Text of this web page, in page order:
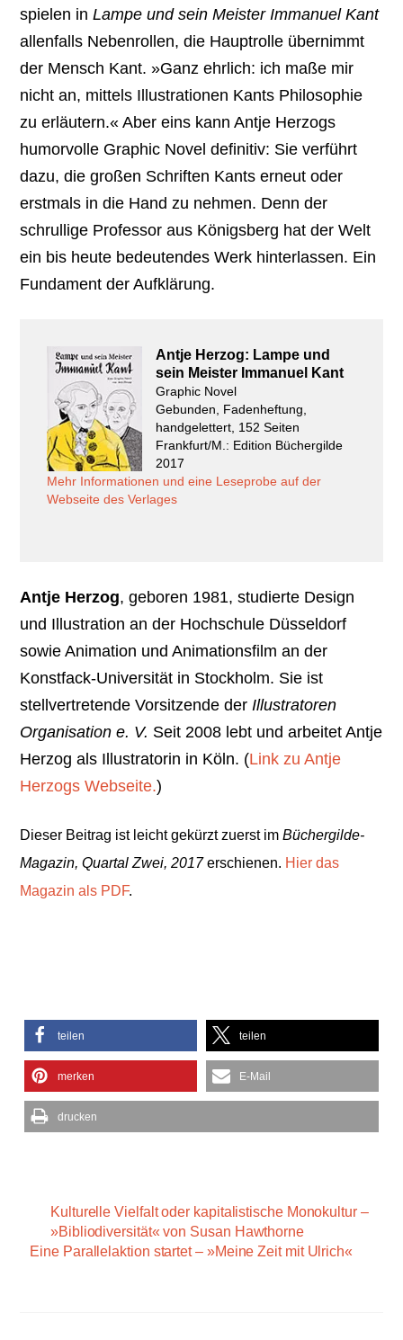
spielen inLampe und sein Meister Immanuel Kant
allenfalls Nebenrollen, die Hauptrolle übernimmt
der Mensch Kant. »Ganz ehrlich: ich maße mir
nicht an, mittels Illustrationen Kants Philosophie
zu erläutern.« Aber eins kann Antje Herzogs
humorvolle Graphic Novel definitiv: Sie verführt
dazu, die großen Schriften Kants erneut oder
erstmals in die Hand zu nehmen. Denn der
schrullige Professor aus Königsberg hat der Welt
ein bis heute bedeutendes Werk hinterlassen. Ein
Fundament der Aufklärung.
Antje Herzog: Lampe und
sein Meister Immanuel Kant
Graphic Novel
Gebunden, Fadenheftung,
handgelettert, 152 Seiten
Frankfurt/M.: Edition Büchergilde
2017
Mehr Informationen und eine Leseprobe auf der
Webseite des Verlages
Antje Herzog, geboren 1981, studierte Design
und Illustration an der Hochschule Düsseldorf
sowie Animation und Animationsfilm an der
Konstfack-Universität in Stockholm. Sie ist
stellvertretende Vorsitzende der Illustratoren
Organisation e. V. Seit 2008 lebt und arbeitet Antje
Herzog als Illustratorin in Köln. (Link zu Antje
Herzogs Webseite.)
Dieser Beitrag ist leicht gekürzt zuerst imBüchergilde-
Magazin, Quartal Zwei, 2017erschienen. Hier das
Magazin als PDF.
teilen teilen
merken E-Mail
drucken
Kulturelle Vielfalt oder kapitalistische Monokultur –
»Bibliodiversität« von Susan Hawthorne
Eine Parallelaktion startet – »Meine Zeit mit Ulrich«